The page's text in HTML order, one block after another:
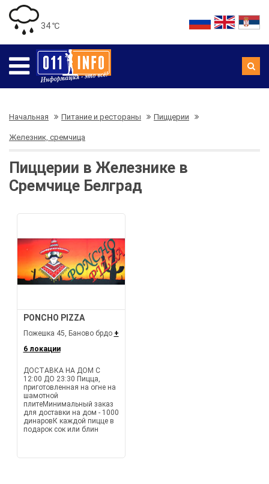
34 ℃
Начальная Питание и рестораны Пиццерии
Железник, сремчица
Пиццерии в Железнике в
Сремчице Белград
PONCHO PIZZA
Пожешка 45, Баново брдо +
6 локации
ДОСТАВКА НА ДОМ С
12:00 ДО 23:30 Пицца,
приготовленная на огне на
шамотной
плитеМинимальный заказ
для доставки на дом - 1000
динаровК каждой пицце в
подарок сок или блин